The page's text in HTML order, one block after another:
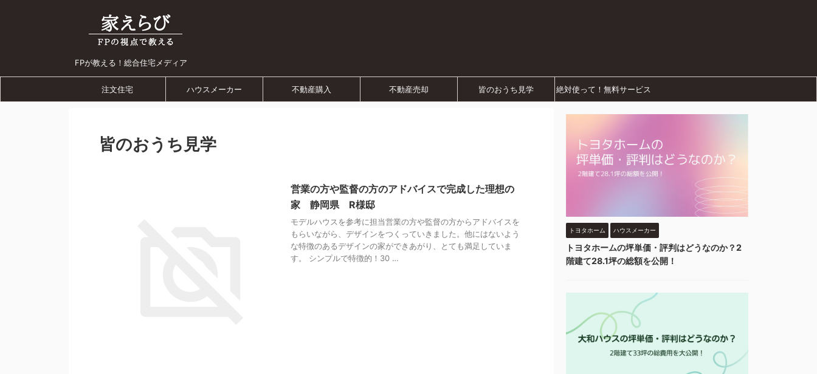
FPが教える！総合住宅メディア
注文住宅 ハウスメーカー 不動産購入 不動産売却 皆のおうち見学 絶対使って！無料サービス
皆のおうち見学
営業の方や監督の方のアドバイスで完成した理想の
家 静岡県 R様邸
モデルハウスを参考に担当営業の方や監督の方からアドバイスを
もらいながら、デザインをつくっていきました。他にはないよう
な特徴のあるデザインの家ができあがり、とても満足していま
す。 シンプルで特徴的！30 …
トヨタホーム ハウスメーカー
トヨタホームの坪単価・評判はどうなのか？2
階建て28.1坪の総額を公開！